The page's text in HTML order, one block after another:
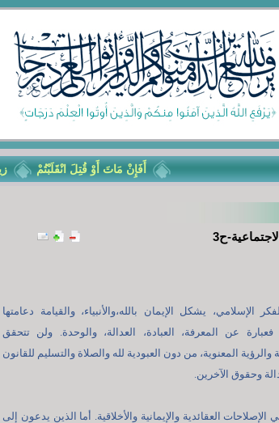
أَفَإِنْ مَاتَ أَوْ قُتِلَ انْقَلَبْتُمْ
ح3
الإسلامي، يشكل الإيمان بالله،والأنبياء، والقيامة دعامتها
فعبارة عن المعرفة، العبادة، العدالة، والوحدة. ولن تتحقق
والرؤية المعنوية، من دون العبودية لله والصلاة والتسليم للقانون
وحقوق الآخرين.
العقائدية والإيمانية والأخلاقية. أما الذين يدعون إلى